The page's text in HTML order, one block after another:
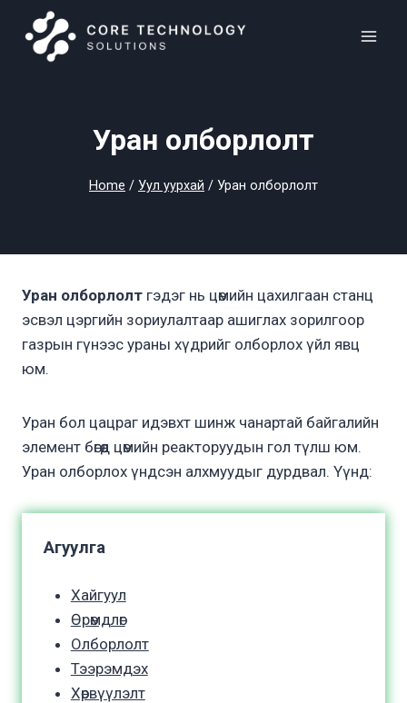
content
Уран олборлолт
Home / Уул уурхай / Уран олборлолт
Уран олборлолт гэдэг нь цөмийн цахилгаан станц
эсвэл цэргийн зориулалтаар ашиглах зорилгоор
газрын гүнээс ураны хүдрийг олборлох үйл явц
юм.
Уран бол цацраг идэвхт шинж чанартай байгалийн
элемент бөгөөд цөмийн реакторуудын гол түлш юм.
Уран олборлох үндсэн алхмуудыг дурдвал. Үүнд:
Агуулга
Хайгуул
Өрөмдлөг
Олборлолт
Тээрэмдэх
Хөрвүүлэлт